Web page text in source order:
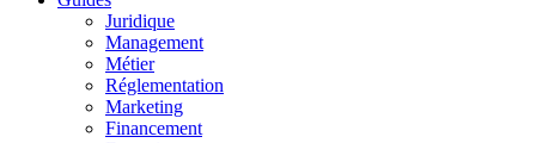
Juridique
Management
Métier
Réglementation
Marketing
Financement